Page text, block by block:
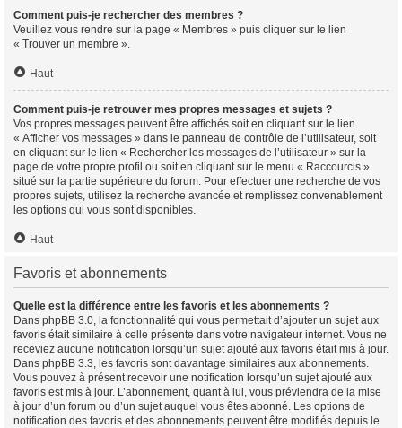
Comment puis-je rechercher des membres ?
Veuillez vous rendre sur la page « Membres » puis cliquer sur le lien
« Trouver un membre ».
Haut
Comment puis-je retrouver mes propres messages et sujets ?
Vos propres messages peuvent être affichés soit en cliquant sur le lien
« Afficher vos messages » dans le panneau de contrôle de l’utilisateur, soit
en cliquant sur le lien « Rechercher les messages de l’utilisateur » sur la
page de votre propre profil ou soit en cliquant sur le menu « Raccourcis »
situé sur la partie supérieure du forum. Pour effectuer une recherche de vos
propres sujets, utilisez la recherche avancée et remplissez convenablement
les options qui vous sont disponibles.
Haut
Favoris et abonnements
Quelle est la différence entre les favoris et les abonnements ?
Dans phpBB 3.0, la fonctionnalité qui vous permettait d’ajouter un sujet aux
favoris était similaire à celle présente dans votre navigateur internet. Vous ne
receviez aucune notification lorsqu’un sujet ajouté aux favoris était mis à jour.
Dans phpBB 3.3, les favoris sont davantage similaires aux abonnements.
Vous pouvez à présent recevoir une notification lorsqu’un sujet ajouté aux
favoris est mis à jour. L’abonnement, quant à lui, vous préviendra de la mise
à jour d’un forum ou d’un sujet auquel vous êtes abonné. Les options de
notification des favoris et des abonnements peuvent être modifiés depuis le